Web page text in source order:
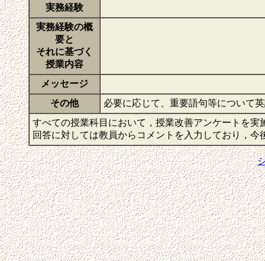
実務経験
実務経験の概
要と
それに基づく
授業内容
メッセージ
その他
必要に応じて、重要語句等について
すべての授業科目において，授業改善アンケートを
回答に対しては教員からコメントを入力しており，